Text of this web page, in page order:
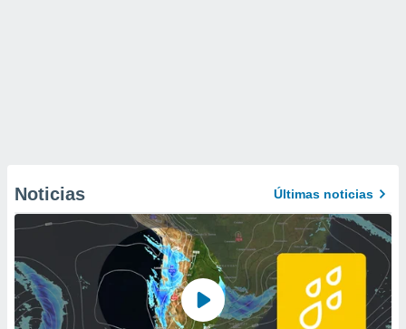
Noticias Últimas noticias